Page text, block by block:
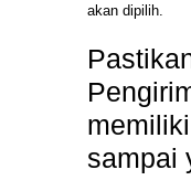
akan dipilih.
sampai